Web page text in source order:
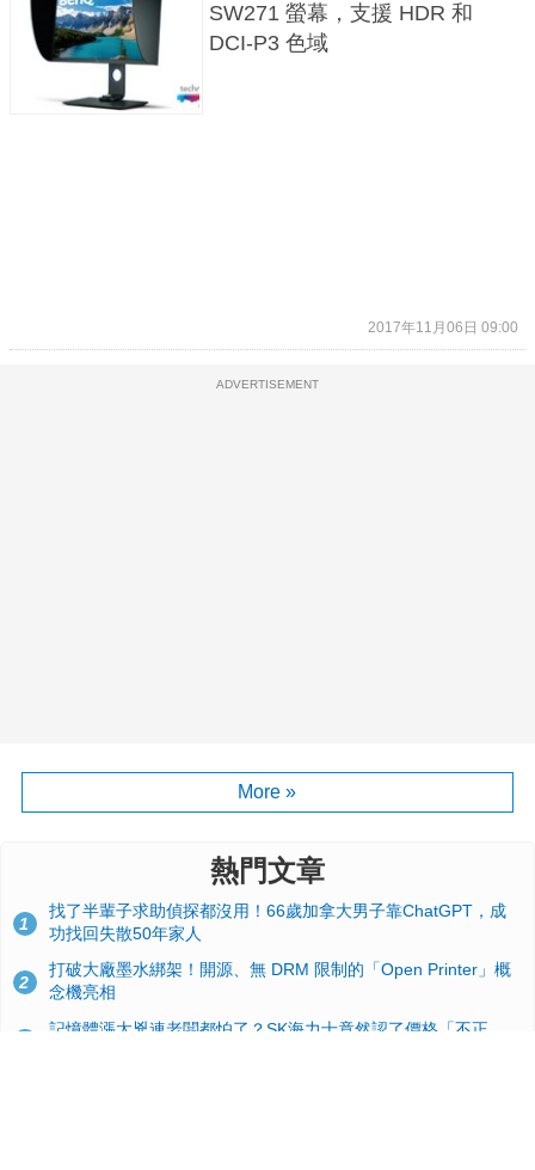
SW271 螢幕，支援 HDR 和
DCI-P3 色域
2017年11月06日 09:00
ADVERTISEMENT
More »
熱門文章
1
找了半輩子求助偵探都沒用！66歲加拿大男子靠ChatGPT，成
功找回失散50年家人
2
打破大廠墨水綁架！開源、無 DRM 限制的「Open Printer」概
念機亮相
記憶體漲太兇連老闆都怕了？SK海力士竟然認了價格「不正